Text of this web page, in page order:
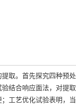
取。首先探究四种预
结合响应面法，对提
艺优化试验表明，